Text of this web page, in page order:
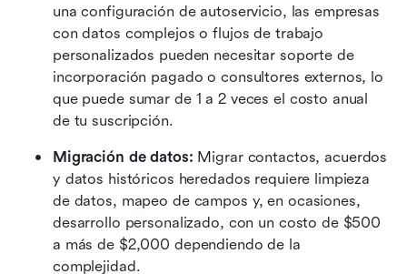
una configuración de autoservicio, las empresas
con datos complejos o flujos de trabajo
personalizados pueden necesitar soporte de
incorporación pagado o consultores externos, lo
que puede sumar de 1 a 2 veces el costo anual
de tu suscripción.
Migración de datos: Migrar contactos, acuerdos
y datos históricos heredados requiere limpieza
de datos, mapeo de campos y, en ocasiones,
desarrollo personalizado, con un costo de $500
a más de $2,000 dependiendo de la
complejidad.